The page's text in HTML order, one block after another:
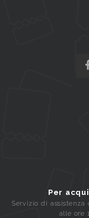
Per
Servizio di
alle ore